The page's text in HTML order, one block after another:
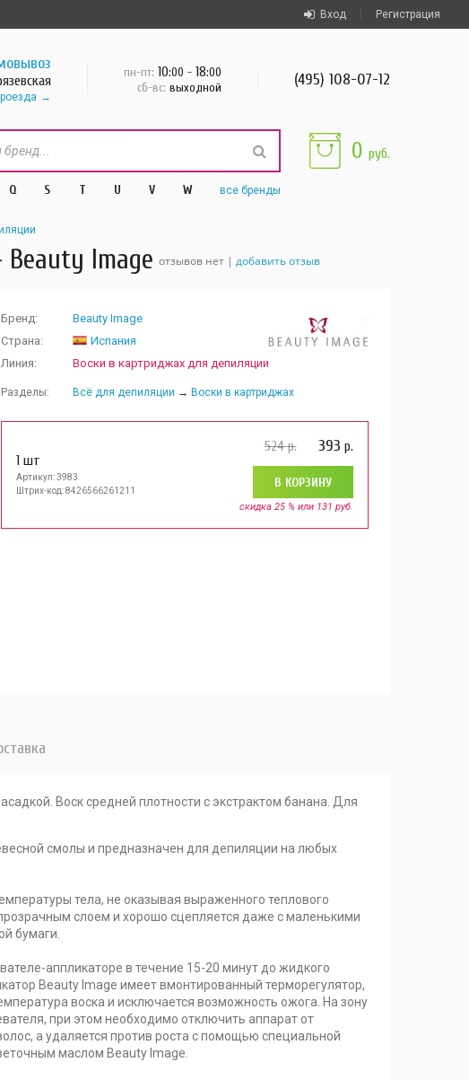
Вход Регистрация
пн-пт: 10:00 - 18:00
сб-вс: выходной (495) 108-07-12
Q S T U V W все бренды
0 руб.
Image отзывов нет | добавить отзыв
Бренд:
Beauty Image
Страна:
Испания
Линия:
Воски в картриджах для депиляции
Разделы: Всё для депиляции → Воски в картриджах
1 шт
Артикул: 3983
Штрих-код: 8426566261211
524р. 393 р.
В КОРЗИНУ
скидка 25 % или 131 руб.
Воск средней плотности с экстрактом банана. Для
смолы и предназначен для депиляции на любых
тела, не оказывая выраженного теплового
слоем и хорошо сцепляется даже с маленькими
бумаги.
аппликаторе в течение 15-20 минут до жидкого
Beauty Image имеет вмонтированный терморегулятор,
воска и исключается возможность ожога. На зону
при этом необходимо отключить аппарат от
а удаляется против роста с помощью специальной
маслом Beauty Image.